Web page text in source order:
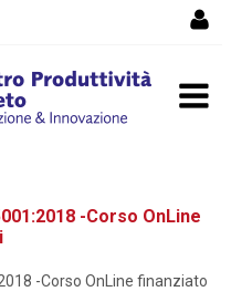
-Corso OnLine
-Corso OnLine finanziato